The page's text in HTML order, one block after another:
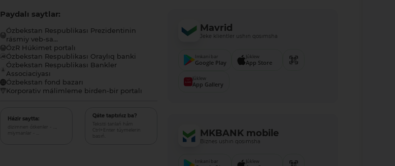
Paydalı saytlar:
Ózbekstan Respublikası Prezidentinin
rásmiy veb-sa...
ÓzR Húkimet portalı
Ózbekstan Respublikası Oraylıq banki
Ózbekstan Respublikası Bankler
Associaciyası
Ózbekstan fond bazarı
Korporativ málimleme birden-bir portalı
Házir saytta:
dizimnen ótkenler - ...,
miymanlar - ...
Qáte taptıńız ba?
Tekstti tanlań hám
Ctrl+Enter túymelerin
basıń.
Mavrid
Jeke klientler ushın qosımsha
Imkani bar
Google Play
Júklew
App Store
Júklew
App Gallery
MKBANK mobile
Biznes ushın qosımsha
Imkani bar Júklew